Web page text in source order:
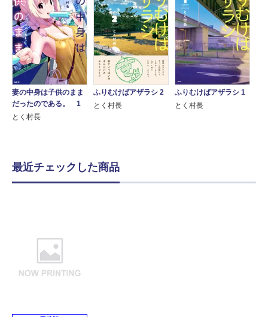
妻の中身は子供のまま
だったのである。 1
とく村長
ふりむけばアザラシ 2
とく村長
ふりむけばアザラシ 1
とく村長
最近チェックした商品